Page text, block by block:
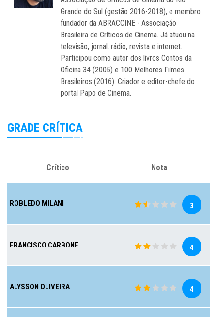
Grande do Sul (gestão 2016-2018), e membro
fundador da ABRACCINE - Associação
Brasileira de Críticos de Cinema. Já atuou na
televisão, jornal, rádio, revista e internet.
Participou como autor dos livros Contos da
Oficina 34 (2005) e 100 Melhores Filmes
Brasileiros (2016). Criador e editor-chefe do
portal Papo de Cinema.
GRADE CRÍTICA
Crítico Nota
ROBLEDO MILANI 3
FRANCISCO CARBONE 4
ALYSSON OLIVEIRA 4